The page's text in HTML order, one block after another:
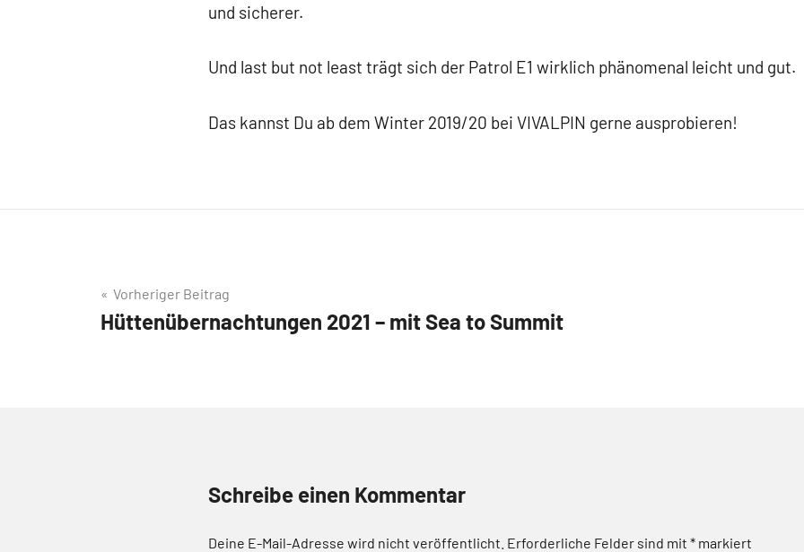
und sicherer.
Und last but not least trägt sich der Patrol E1 wirklich phänomenal leicht und gut.
Das kannst Du ab dem Winter 2019/20 bei VIVALPIN gerne ausprobieren!
Beitragsnavigation
Vorheriger Beitrag
Hüttenübernachtungen 2021 – mit Sea to Summit
Schreibe einen Kommentar
Deine E-Mail-Adresse wird nicht veröffentlicht. Erforderliche Felder sind mit * markiert